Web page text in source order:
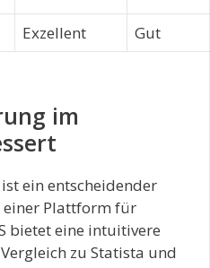
Exzellent Gut
im
ein entscheidender
einer Plattform für
bietet eine intuitivere
zu Statista und